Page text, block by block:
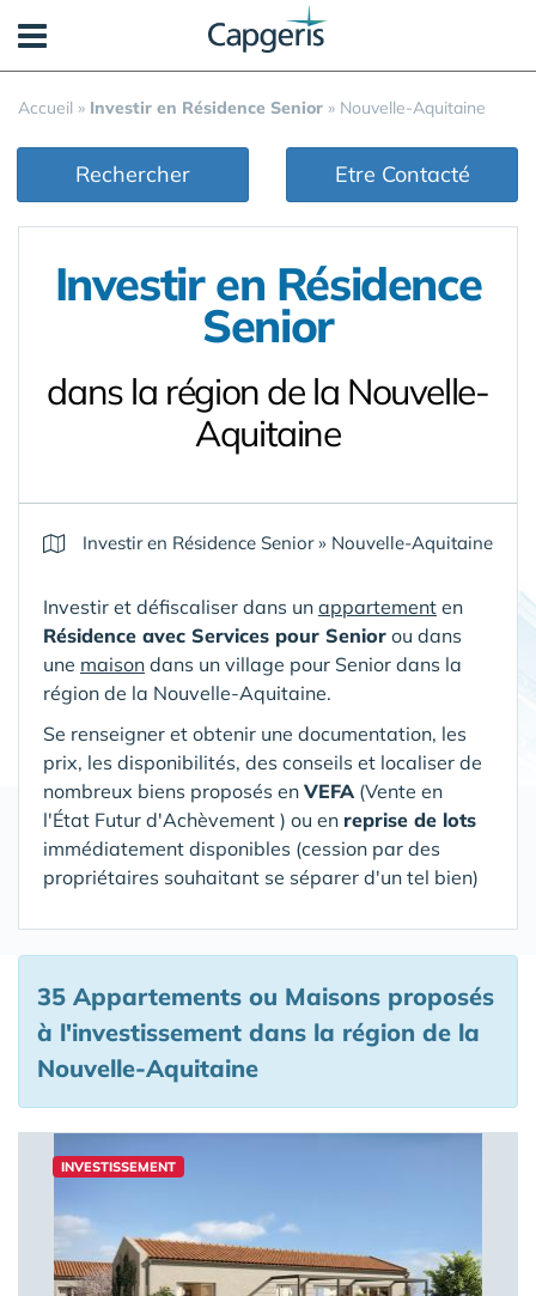
Accueil » Investir en Résidence Senior » Nouvelle-Aquitaine
Rechercher Etre Contacté
Investir en Résidence
Senior
dans la région de la Nouvelle-
Aquitaine
Investir en Résidence Senior» Nouvelle-Aquitaine
Investir et défiscaliser dans un appartement en
Résidence avec Services pour Senior ou dans
une maison dans un village pour Senior dans la
région de la Nouvelle-Aquitaine.
Se renseigner et obtenir une documentation, les
prix, les disponibilités, des conseils et localiser de
nombreux biens proposés en VEFA (Vente en
l'État Futur d'Achèvement ) ou en reprise de lots
immédiatement disponibles (cession par des
propriétaires souhaitant se séparer d'un tel bien)
35 Appartements ou Maisons proposés
à l'investissement dans la région de la
Nouvelle-Aquitaine
INVESTISSEMENT